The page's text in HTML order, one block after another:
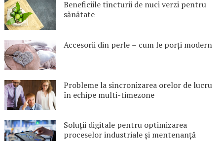
Beneficiile tincturii de nuci verzi pentru
sănătate
Accesorii din perle – cum le porți modern
Probleme la sincronizarea orelor de lucru
în echipe multi-timezone
Soluții digitale pentru optimizarea
proceselor industriale și mentenanță